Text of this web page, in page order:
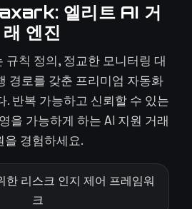
엘리트 AI 거
래 엔진
칙 정의, 정교한 모니터링 대
경로를 갖춘 프리미엄 자동화
. 반복 가능하고 신뢰할 수 있는
을 가능하게 하는 AI 지원 거래
을 경험하세요.
한 리스크 인지 제어 프레임워
크